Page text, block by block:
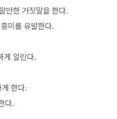
만한 거짓말을 한다.
미를 유발한다.
게 알린다.
게 한다.
다.